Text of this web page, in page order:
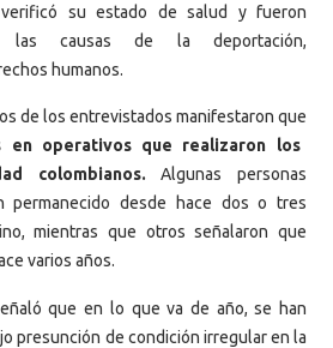
su estado de salud y fueron
las causas de la deportación,
humanos.
de los entrevistados manifestaron que
en operativos que realizaron los
colombianos. Algunas personas
permanecido desde hace dos o tres
mientras que otros señalaron que
varios años.
que en lo que va de año, se han
presunción de condición irregular en la